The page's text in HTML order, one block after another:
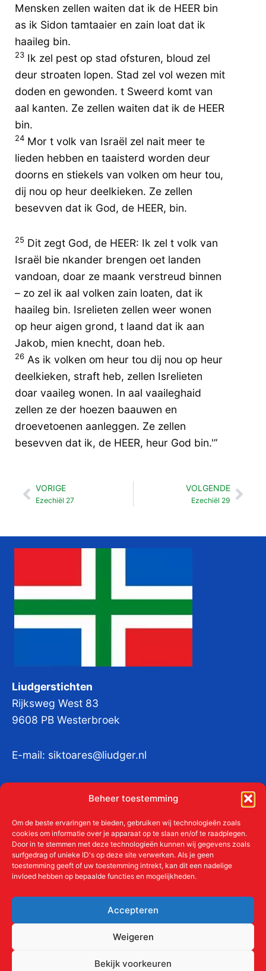
Beheer toestemming
Om de beste ervaringen te bieden, gebruiken wij technologieën zoals
cookies om informatie over je apparaat op te slaan en/of te raadplegen.
Door in te stemmen met deze technologieën kunnen wij gegevens zoals
surfgedrag of unieke ID's op deze site verwerken. Als je geen
toestemming geeft of uw toestemming intrekt, kan dit een nadelige
invloed hebben op bepaalde functies en mogelijkheden.
Accepteren
Weigeren
Bekijk voorkeuren
Mensken zellen waiten dat ik de HEER bin
as ik Sidon tamtaaier en zain loat dat ik
haaileg bin.
23 Ik zel pest op stad ofsturen, bloud zel
deur stroaten lopen. Stad zel vol wezen mit
doden en gewonden. t Sweerd komt van
aal kanten. Ze zellen waiten dat ik de HEER
bin.
24 Mor t volk van Israël zel nait meer te
lieden hebben en taaisterd worden deur
doorns en stiekels van volken om heur tou,
dij nou op heur deelkieken. Ze zellen
besevven dat ik God, de HEER, bin.
25 Dit zegt God, de HEER: Ik zel t volk van
Israël bie nkander brengen oet landen
vandoan, doar ze maank verstreud binnen
– zo zel ik aal volken zain loaten, dat ik
haaileg bin. Isrelieten zellen weer wonen
op heur aigen grond, t laand dat ik aan
Jakob, mien knecht, doan heb.
26 As ik volken om heur tou dij nou op heur
deelkieken, straft heb, zellen Isrelieten
doar vaaileg wonen. In aal vaaileghaid
zellen ze der hoezen baauwen en
droevetoenen aanleggen. Ze zellen
besevven dat ik, de HEER, heur God bin.'”
Vorige
VORIGE
Ezechiël 27
VOLGENDE
Ezechiël 29
Liudgerstichten
Rijksweg West 83
9608 PB Westerbroek
E-mail: siktoares@liudger.nl
KvKnr:41011712
Meer over de Liudgerstichten
Aanmelden als donateur
ANBI
Contact